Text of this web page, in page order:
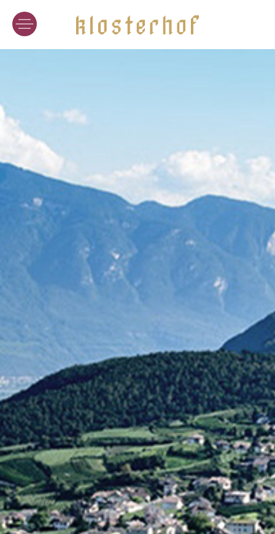
TENUTA
VINI
I NOSTRI ALLOGGI
GASTRONOMIA
SPA DEL VINO
OFFERTE
TARIFFE
RICHIESTE
PRENOTAZIONE
FAMIGLIA
LOCALITÁ
RAGGIUNGERCI
DE IT EN
Privacy Impressum Recycle